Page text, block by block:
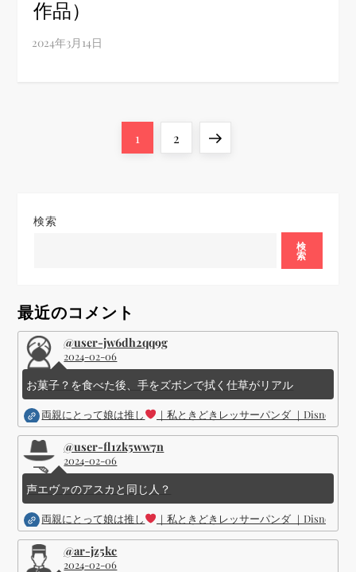
作品）
の
ジ
送
り
Page
1 Page
2
Next
検索
検
索
最近のコメント
@user-jw6dh2qq9g
2024-02-06
お菓子？を食べた後、手をズボンで拭く仕草がリアル
両親にとって娘は推し ｜私ときどきレッサーパンダ ｜Disney (
@user-fl1zk5ww7n
2024-02-06
声エヴァのアスカと同じ人？
両親にとって娘は推し ｜私ときどきレッサーパンダ ｜Disney (
@ar-jz5kc
2024-02-06